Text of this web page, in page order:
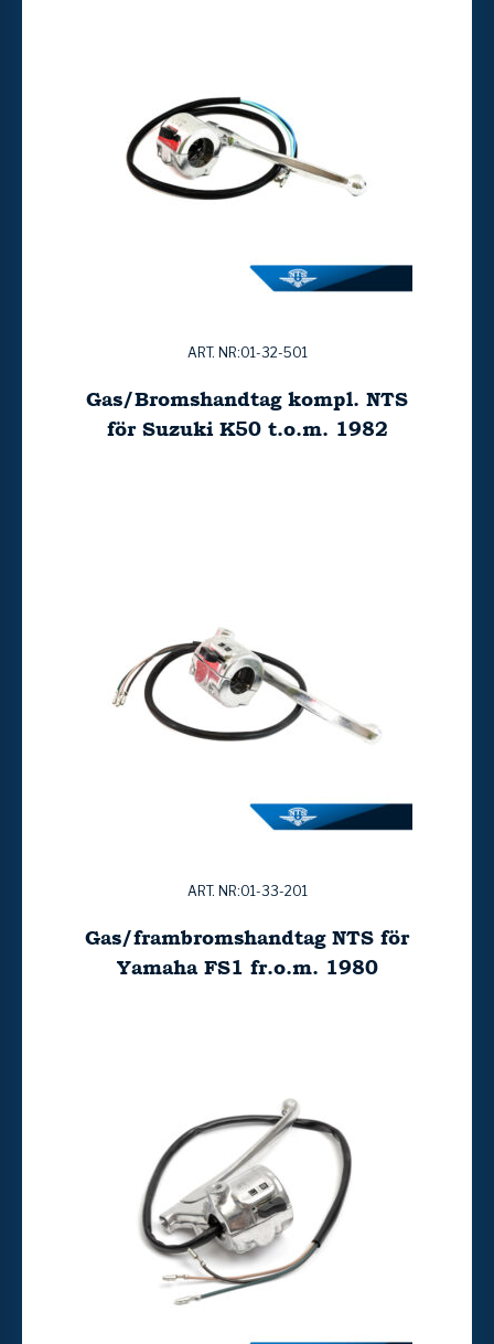
ART. NR:01-32-501
Gas/Bromshandtag kompl. NTS
för Suzuki K50 t.o.m. 1982
ART. NR:01-33-201
Gas/frambromshandtag NTS för
Yamaha FS1 fr.o.m. 1980